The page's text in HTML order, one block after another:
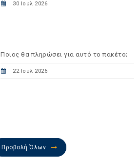
30 Ιουλ 2026
Ποιος θα πληρώσει για αυτό το πακέτο;
22 Ιουλ 2026
Προβολή Όλων